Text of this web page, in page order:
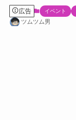
広告 イベント
ツムツム男